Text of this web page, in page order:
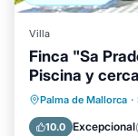
Villa
Finca "Sa
Piscina y
Palma de Mallorca ·
10.0 Excepcional(
Piscina
Piscina